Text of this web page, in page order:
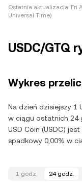
Ostatnia aktualizacja: Fri
Universal Time)
USDC/GTQ
Wykres
Na dzień dzisiejszy 1
w ciągu ostatnich 24
USD Coin (USDC)
spadkowy 0,00% w
1 godz. 24 godz.